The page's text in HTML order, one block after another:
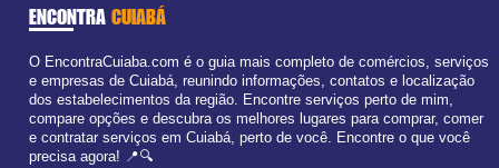
ENCONTRA CUIABÁ
O EncontraCuiaba.com é o guia mais completo de comércios, serviços
e empresas de Cuiabá, reunindo informações, contatos e localização
dos estabelecimentos da região. Encontre serviços perto de mim,
compare opções e descubra os melhores lugares para comprar, comer
e contratar serviços em Cuiabá, perto de você. Encontre o que você
precisa agora! 📍🔍